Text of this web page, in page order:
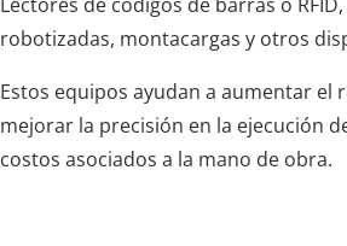
robotizadas, montacargas y otros
Estos equipos ayudan a aumentar el
mejorar la precisión en la ejecución
costos asociados a la mano de obra.